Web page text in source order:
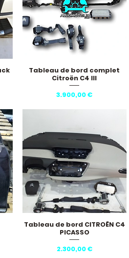
Hurtigvisning
Tableau de bord complet
Citroën C4 III
Pris
3.900,00 €
Hurtigvisning
Tableau de bord CITROËN C4
PICASSO
Pris
2.300,00 €